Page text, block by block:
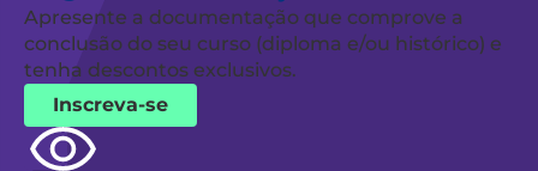
Apresente a documentação que comprove a
conclusão do seu curso (diploma e/ou histórico) e
tenha descontos exclusivos.
Inscreva-se